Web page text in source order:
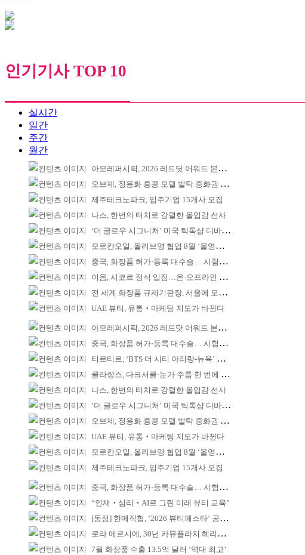
인기기사 TOP 10
실시간
일간
주간
월간
아모레퍼시픽, 2026 레드닷 어워드 본상 2개 수상
오브제, 정용화 홍콩 모델 발탁 중화권 공략 강화
제주테크노파크, 입주기업 15개사 모집
나스, 한번의 터치로 강렬한 몰입감 선사
‘더 글로우 시그니처’ 미국 틱톡샵 디바이스 부문 1위
모로칸오일, 올리브영 협업 8월 ‘올영픽’ 선정
중국, 화장품 허가·등록 대수술… 시험자료 공용 허용
이옴, 시코르 정식 입점…온·오프라인 유통망 확대
전 세계 화장품 규제기관장, 서울에 모인다
UAE 뷰티, 유통‧마케팅 지도가 바뀐다
아모레퍼시픽, 2026 레드닷 어워드 본상 2개 수상
중국, 화장품 허가·등록 대수술… 시험자료 공용 허용
티르티르, ‘BTS 더 시티 아리랑-뉴욕’ 참여
클라랑스, 다크서클·눈가 주름 한 번에 더블 케어
나스, 한번의 터치로 강렬한 몰입감 선사
‘더 글로우 시그니처’ 미국 틱톡샵 디바이스 부문 1위
오브제, 정용화 홍콩 모델 발탁 중화권 공략 강화
UAE 뷰티, 유통‧마케팅 지도가 바뀐다
모로칸오일, 올리브영 협업 8월 ‘올영픽’ 선정
제주테크노파크, 입주기업 15개사 모집
중국, 화장품 허가·등록 대수술… 시험자료 공용 허용
“인재‧심리‧AI로 그린 미래 뷰티 교육”
[동정] 한메직협, ‘2026 뷰티페스타’ 공동 주최
로라 메르시에, 30년 카뮤플라지 헤리티지 담아
7월 화장품 수출 13.5억 달러 ‘역대 최고’